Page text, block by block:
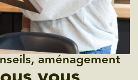
aménagement